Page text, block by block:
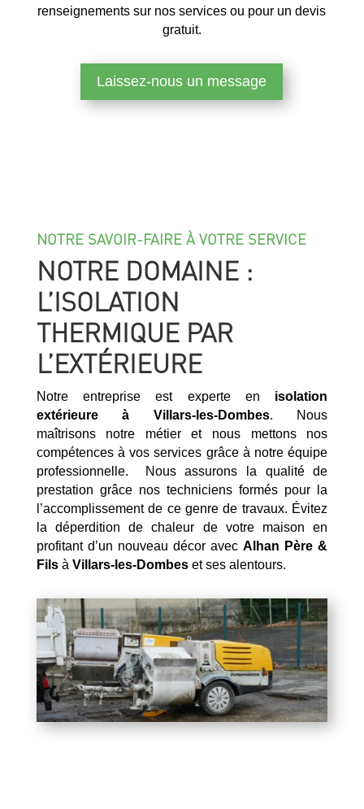
renseignements sur nos services ou pour un devis
gratuit.
Laissez-nous un message
NOTRE SAVOIR-FAIRE À VOTRE SERVICE
NOTRE DOMAINE :
L’ISOLATION
THERMIQUE PAR
L’EXTÉRIEURE
Notre entreprise est experte en isolation
extérieure à
Villars-les-Dombes. Nous
maîtrisons notre métier et nous mettons nos
compétences à vos services grâce à notre équipe
professionnelle. Nous assurons la qualité de
prestation grâce nos techniciens formés pour la
l’accomplissement de ce genre de travaux. Évitez
la déperdition de chaleur de votre maison en
profitant d’un nouveau décor avecAlhan Père &
Filsà Villars-les-Dombes et ses alentours.